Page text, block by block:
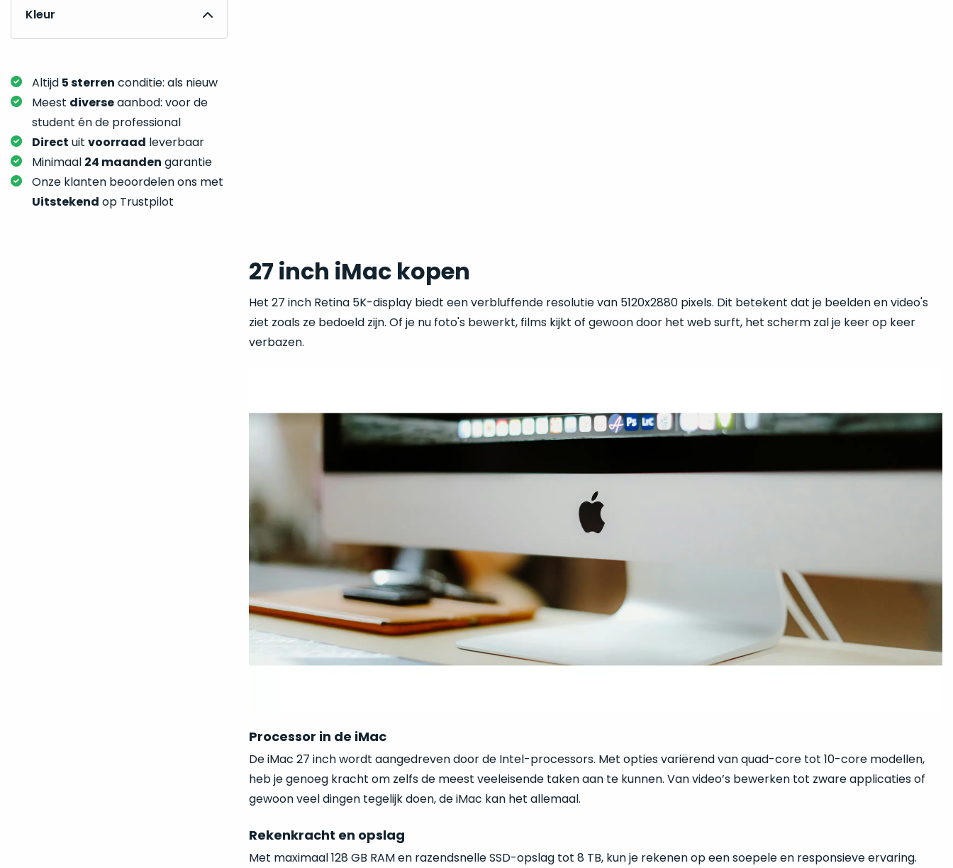
Kleur
Altijd 5 sterren conditie: als nieuw
Meest diverseaanbod: voor de
student én de professional
Direct uit voorraad leverbaar
Minimaal 24 maanden garantie
Onze klanten beoordelen ons met
Uitstekend op Trustpilot
27 inch iMac kopen
Het 27 inch Retina 5K-display biedt een verbluffende resolutie van 5120x2880 pixels. Dit betekent dat je beelden en video's
ziet zoals ze bedoeld zijn. Of je nu foto's bewerkt, films kijkt of gewoon door het web surft, het scherm zal je keer op keer
verbazen.
Processor in de iMac
De iMac 27 inch wordt aangedreven door de Intel-processors. Met opties variërend van quad-core tot 10-core modellen,
heb je genoeg kracht om zelfs de meest veeleisende taken aan te kunnen. Van video’s bewerken tot zware applicaties of
gewoon veel dingen tegelijk doen, de iMac kan het allemaal.
Rekenkracht en opslag
Met maximaal 128 GB RAM en razendsnelle SSD-opslag tot 8 TB, kun je rekenen op een soepele en responsieve ervaring.